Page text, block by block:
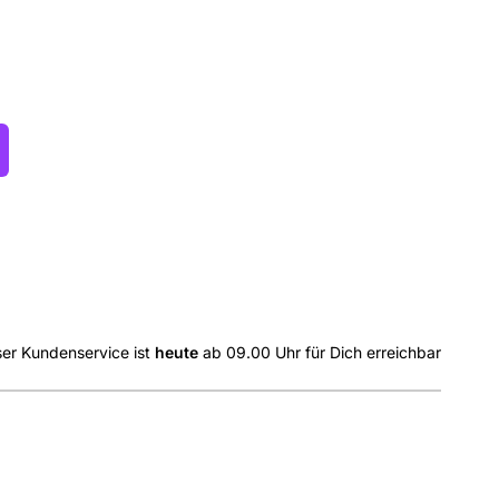
Kundenservice ist heute ab 09.00 Uhr für Dich erreichbar